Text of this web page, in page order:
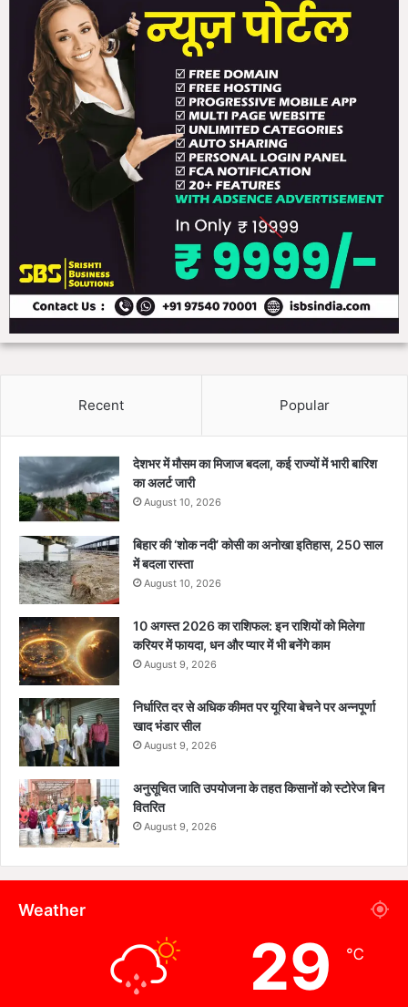
Recent Popular
देशभर में मौसम का मिजाज बदला, कई राज्यों में भारी बारिश
का अलर्ट जारी
August 10, 2026
बिहार की ‘शोक नदी’ कोसी का अनोखा इतिहास, 250 साल
में बदला रास्ता
August 10, 2026
10 अगस्त 2026 का राशिफल: इन राशियों को मिलेगा
करियर में फायदा, धन और प्यार में भी बनेंगे काम
August 9, 2026
निर्धारित दर से अधिक कीमत पर यूरिया बेचने पर अन्नपूर्णा
खाद भंडार सील
August 9, 2026
अनुसूचित जाति उपयोजना के तहत किसानों को स्टोरेज बिन
वितरित
August 9, 2026
Weather
29 ℃